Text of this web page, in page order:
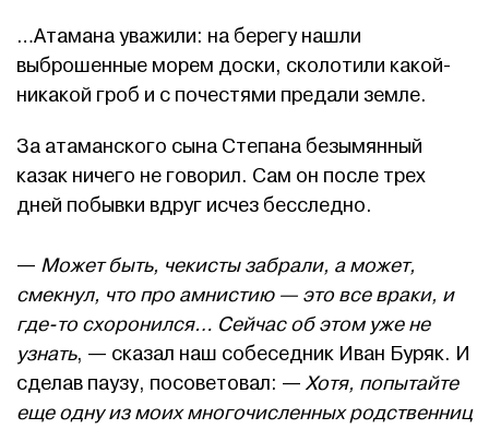
…Атамана уважили: на берегу нашли
выброшенные морем доски, сколотили какой-
никакой гроб и с почестями предали земле.
За атаманского сына Степана безымянный
казак ничего не говорил. Сам он после трех
дней побывки вдруг исчез бесследно.
— Может быть, чекисты забрали, а может,
смекнул, что про амнистию — это все враки, и
где-то схоронился… Сейчас об этом уже не
узнать, — сказал наш собеседник Иван Буряк. И
сделав паузу, посоветовал: — Хотя, попытайте
еще одну из моих многочисленных родственниц